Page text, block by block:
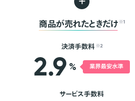
商品が売れたときだけ ※1
決済手数料 ※2
2.9 % 業界最安水準
サービス手数料